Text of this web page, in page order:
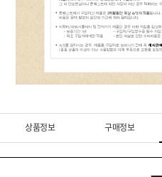
상품정보 구매정보